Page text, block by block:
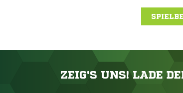
ZEIG'S UNS! LADE